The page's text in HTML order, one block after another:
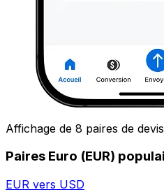
Affichage de 8 paires de
Paires Euro (EUR)
EUR vers USD